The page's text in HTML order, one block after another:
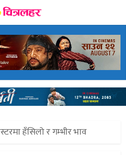
हँसिलो र गम्भीर भाव